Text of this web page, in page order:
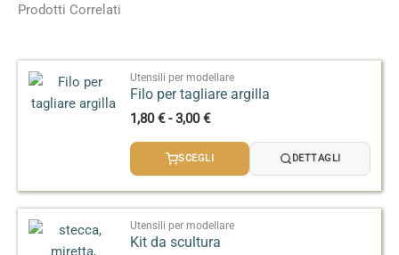
Assorbimento d’acqua
– a 1200 °C: 3%
– a 1240 °C: 1%
Formato
cottura
temperatura
Prodotti Correlati
Utensili per modellare
Filo per tagliare argilla
1,80€ - 3,00€Fascia
prezzo:
3,00 €
SCEGLI DETTAGLI
Utensili per modellare
Kit da scultura